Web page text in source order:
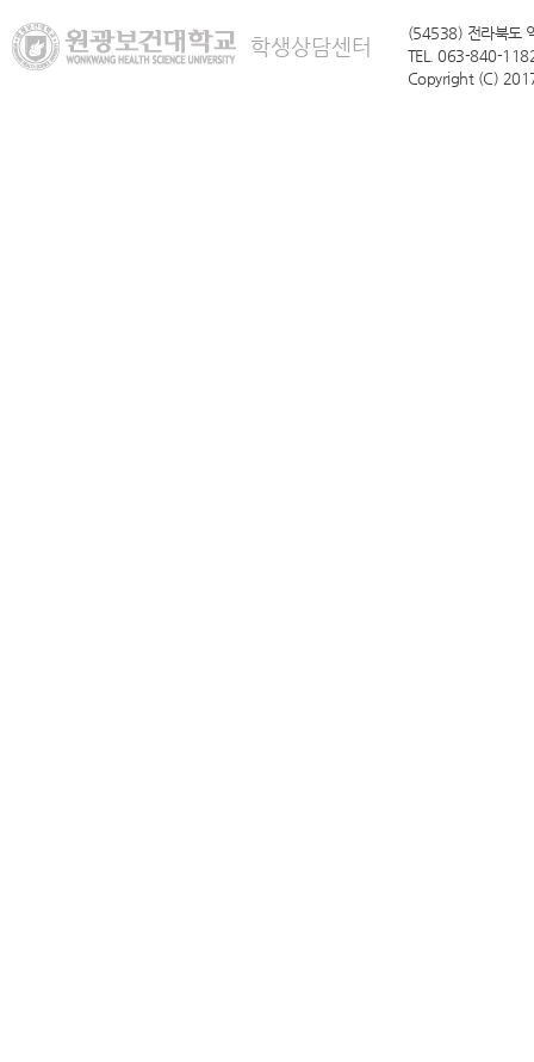
학생상담센터
(54538) 전라북도
TEL. 063-840-
Copyright (C)